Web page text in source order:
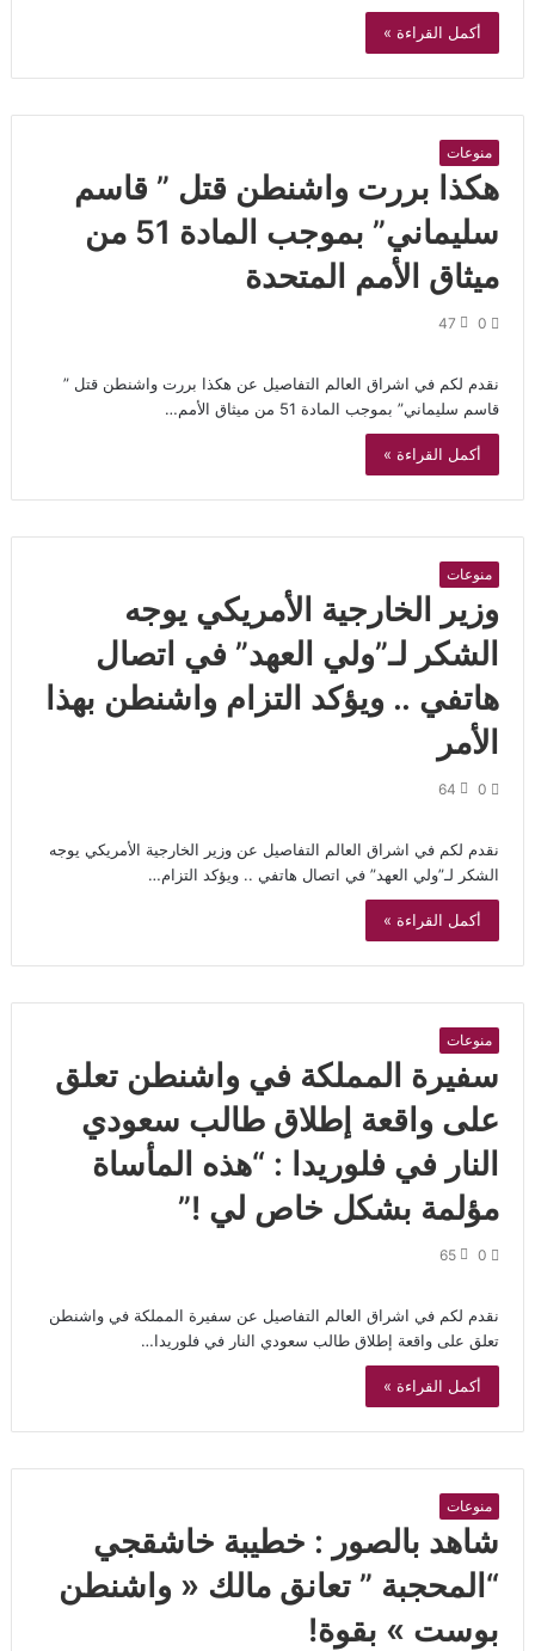
أكمل القراءة »
منوعات
هكذا بررت واشنطن قتل ” قاسم
سليماني” بموجب المادة 51 من
ميثاق الأمم المتحدة
0
47
نقدم لكم في اشراق العالم التفاصيل عن هكذا بررت واشنطن قتل ”
قاسم سليماني” بموجب المادة 51 من ميثاق الأمم…
أكمل القراءة »
منوعات
وزير الخارجية الأمريكي يوجه
الشكر لـ”ولي العهد” في اتصال
هاتفي .. ويؤكد التزام واشنطن بهذا
الأمر
0
64
نقدم لكم في اشراق العالم التفاصيل عن وزير الخارجية الأمريكي يوجه
الشكر لـ”ولي العهد” في اتصال هاتفي .. ويؤكد التزام…
أكمل القراءة »
منوعات
سفيرة المملكة في واشنطن تعلق
على واقعة إطلاق طالب سعودي
النار في فلوريدا : “هذه المأساة
مؤلمة بشكل خاص لي !”
0
65
نقدم لكم في اشراق العالم التفاصيل عن سفيرة المملكة في واشنطن
تعلق على واقعة إطلاق طالب سعودي النار في فلوريدا…
أكمل القراءة »
منوعات
شاهد بالصور : خطيبة خاشقجي
“المحجبة ” تعانق مالك « واشنطن
بوست » بقوة!